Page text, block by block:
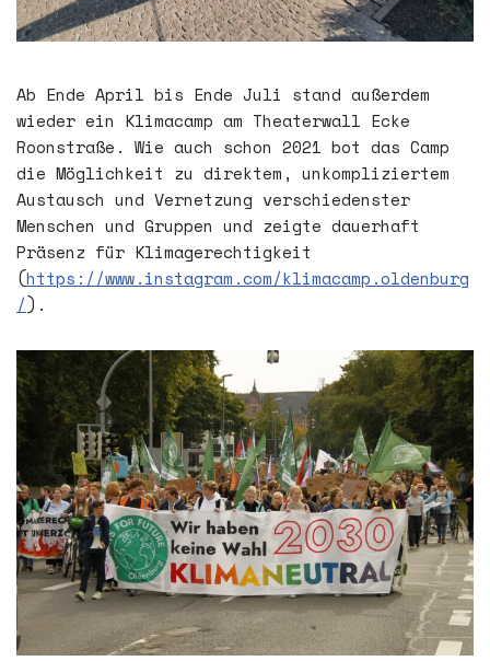
Ab Ende April bis Ende Juli stand außerdem
wieder ein Klimacamp am Theaterwall Ecke
Roonstraße. Wie auch schon 2021 bot das Camp
die Möglichkeit zu direktem, unkompliziertem
Austausch und Vernetzung verschiedenster
Menschen und Gruppen und zeigte dauerhaft
Präsenz für Klimagerechtigkeit
(https://www.instagram.com/klimacamp.oldenburg
/).